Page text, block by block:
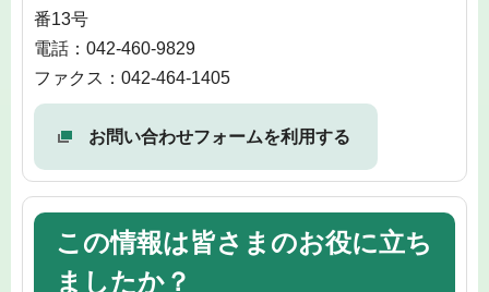
番13号
電話：042-460-9829
ファクス：042-464-1405
お問い合わせフォームを利用する
この情報は皆さまのお役に立ち
ましたか？